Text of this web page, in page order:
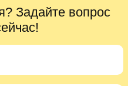
Задайте вопрос